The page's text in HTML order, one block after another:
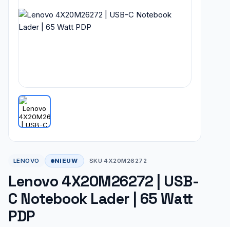
LENOVO NIEUW SKU 4X20M26272
Lenovo 4X20M26272 | USB-
C Notebook Lader | 65 Watt
PDP